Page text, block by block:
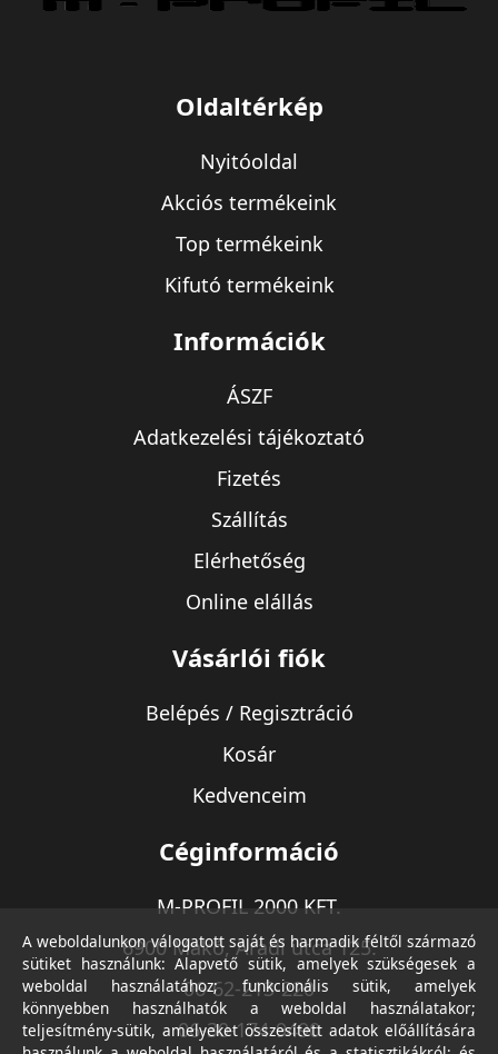
Oldaltérkép
Nyitóoldal
Akciós termékeink
Top termékeink
Kifutó termékeink
Információk
ÁSZF
Adatkezelési tájékoztató
Fizetés
Szállítás
Elérhetőség
Online elállás
Vásárlói fiók
Belépés / Regisztráció
Kosár
Kedvenceim
Céginformáció
M-PROFIL 2000 KFT.
6900 Makó, Aradi utca 125.
06-62-213-220
06-30-174-9490
A weboldalunkon válogatott saját és harmadik féltől származó
sütiket használunk: Alapvető sütik, amelyek szükségesek a
weboldal használatához; funkcionális sütik, amelyek
könnyebben használhatók a weboldal használatakor;
teljesítmény-sütik, amelyeket összesített adatok előállítására